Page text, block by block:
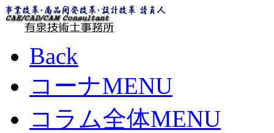
Back
コーナMENU
コラム全体MENU